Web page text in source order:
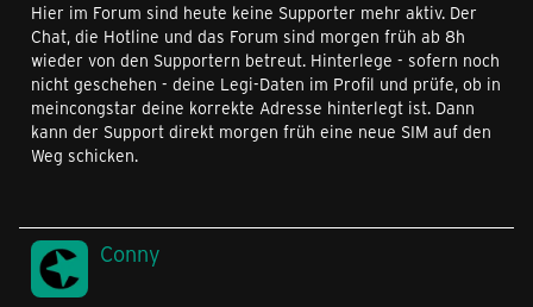
Hier im Forum sind heute keine Supporter mehr aktiv. Der
Chat, die Hotline und das Forum sind morgen früh ab 8h
wieder von den Supportern betreut. Hinterlege - sofern noch
nicht geschehen - deine Legi-Daten im Profil und prüfe, ob in
meincongstar deine korrekte Adresse hinterlegt ist. Dann
kann der Support direkt morgen früh eine neue SIM auf den
Weg schicken.
Conny